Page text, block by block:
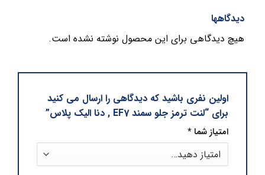
دیدگاهها
هیچ دیدگاهی برای این محصول نوشته نشده است.
اولین نفری باشید که دیدگاهی را ارسال می کنید
برای “لنت ترمز جلو سمند EF7 , دنا الیک پلاس”
امتیاز شما*